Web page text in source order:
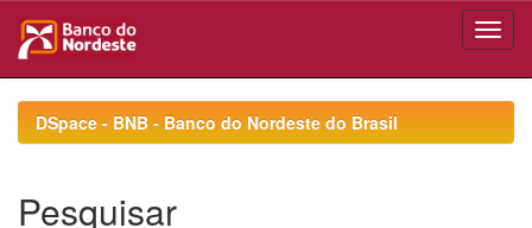
navigationDSpace - BNB - Banco do Nordeste do Brasil
Pesquisar